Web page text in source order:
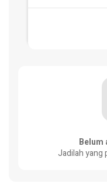
Belum
Jadilah yang